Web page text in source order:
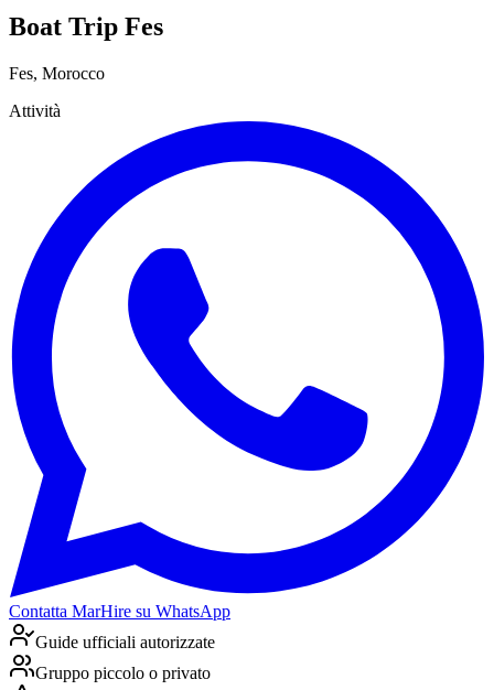
Boat Trip Fes
Fes, Morocco
Attività
Contatta MarHire su WhatsApp
Guide ufficiali autorizzate
Gruppo piccolo o privato